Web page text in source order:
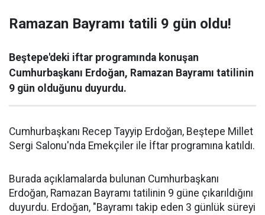
Ramazan Bayramı tatili 9 gün oldu!
Beştepe'deki iftar programında konuşan
Cumhurbaşkanı Erdoğan, Ramazan Bayramı tatilinin
9 gün olduğunu duyurdu.
Cumhurbaşkanı Recep Tayyip Erdoğan, Beştepe Millet
Sergi Salonu'nda Emekçiler ile İftar programına katıldı.
Burada açıklamalarda bulunan Cumhurbaşkanı
Erdoğan, Ramazan Bayramı tatilinin 9 güne çıkarıldığını
duyurdu. Erdoğan, "Bayramı takip eden 3 günlük süreyi